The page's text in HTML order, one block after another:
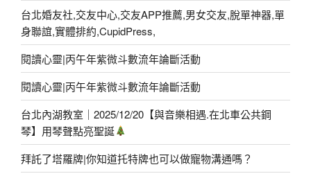
台北婚友社,交友中心,交友APP推薦,男女交友,脫單神器,單
身聯誼,實體排約,CupidPress,
閱讀心靈|丙午年紫微斗數流年論斷活動
閱讀心靈|丙午年紫微斗數流年論斷活動
台北內湖教室｜2025/12/20【與音樂相遇.在北車公共鋼
琴】用琴聲點亮聖誕
拜託了塔羅牌|你知道托特牌也可以做寵物溝通嗎？